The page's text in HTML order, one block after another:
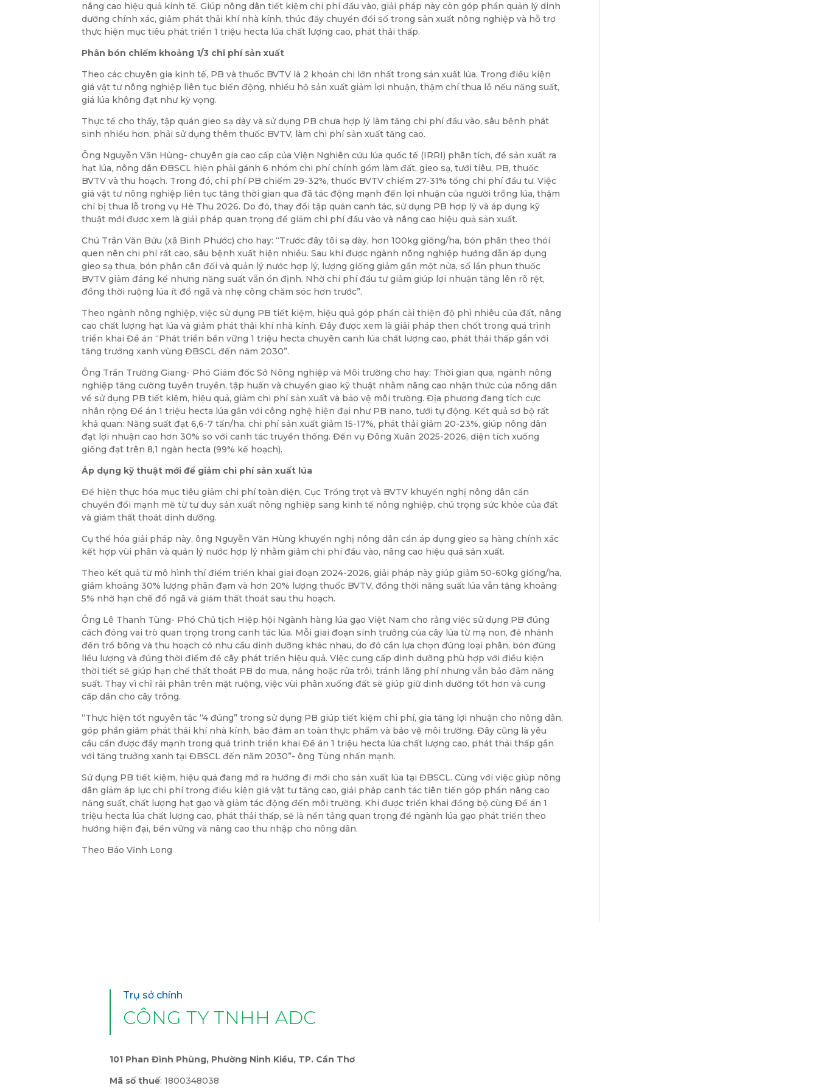
nâng cao hiệu quả kinh tế. Giúp nông dân tiết kiệm chi phí đầu vào, giải pháp này còn góp phần quản lý dinh
dưỡng chính xác, giảm phát thải khí nhà kính, thúc đẩy chuyển đổi số trong sản xuất nông nghiệp và hỗ trợ
thực hiện mục tiêu phát triển 1 triệu hecta lúa chất lượng cao, phát thải thấp.
Phân bón chiếm khoảng 1/3 chi phí sản xuất
Theo các chuyên gia kinh tế, PB và thuốc BVTV là 2 khoản chi lớn nhất trong sản xuất lúa. Trong điều kiện
giá vật tư nông nghiệp liên tục biến động, nhiều hộ sản xuất giảm lợi nhuận, thậm chí thua lỗ nếu năng suất,
giá lúa không đạt như kỳ vọng.
Thực tế cho thấy, tập quán gieo sạ dày và sử dụng PB chưa hợp lý làm tăng chi phí đầu vào, sâu bệnh phát
sinh nhiều hơn, phải sử dụng thêm thuốc BVTV, làm chi phí sản xuất tăng cao.
Ông Nguyễn Văn Hùng- chuyên gia cao cấp của Viện Nghiên cứu lúa quốc tế (IRRI) phân tích, để sản xuất ra
hạt lúa, nông dân ĐBSCL hiện phải gánh 6 nhóm chi phí chính gồm làm đất, gieo sạ, tưới tiêu, PB, thuốc
BVTV và thu hoạch. Trong đó, chi phí PB chiếm 29-32%, thuốc BVTV chiếm 27-31% tổng chi phí đầu tư. Việc
giá vật tư nông nghiệp liên tục tăng thời gian qua đã tác động mạnh đến lợi nhuận của người trồng lúa, thậm
chí bị thua lỗ trong vụ Hè Thu 2026. Do đó, thay đổi tập quán canh tác, sử dụng PB hợp lý và áp dụng kỹ
thuật mới được xem là giải pháp quan trọng để giảm chi phí đầu vào và nâng cao hiệu quả sản xuất.
Chú Trần Văn Bửu (xã Bình Phước) cho hay: “Trước đây tôi sạ dày, hơn 100kg giống/ha, bón phân theo thói
quen nên chi phí rất cao, sâu bệnh xuất hiện nhiều. Sau khi được ngành nông nghiệp hướng dẫn áp dụng
gieo sạ thưa, bón phân cân đối và quản lý nước hợp lý, lượng giống giảm gần một nửa, số lần phun thuốc
BVTV giảm đáng kể nhưng năng suất vẫn ổn định. Nhờ chi phí đầu tư giảm giúp lợi nhuận tăng lên rõ rệt,
đồng thời ruộng lúa ít đổ ngã và nhẹ công chăm sóc hơn trước”.
Theo ngành nông nghiệp, việc sử dụng PB tiết kiệm, hiệu quả góp phần cải thiện độ phì nhiêu của đất, nâng
cao chất lượng hạt lúa và giảm phát thải khí nhà kính. Đây được xem là giải pháp then chốt trong quá trình
triển khai Đề án “Phát triển bền vững 1 triệu hecta chuyên canh lúa chất lượng cao, phát thải thấp gắn với
tăng trưởng xanh vùng ĐBSCL đến năm 2030”.
Ông Trần Trường Giang- Phó Giám đốc Sở Nông nghiệp và Môi trường cho hay: Thời gian qua, ngành nông
nghiệp tăng cường tuyên truyền, tập huấn và chuyển giao kỹ thuật nhằm nâng cao nhận thức của nông dân
về sử dụng PB tiết kiệm, hiệu quả, giảm chi phí sản xuất và bảo vệ môi trường. Địa phương đang tích cực
nhân rộng Đề án 1 triệu hecta lúa gắn với công nghệ hiện đại như PB nano, tưới tự động. Kết quả sơ bộ rất
khả quan: Năng suất đạt 6,6-7 tấn/ha, chi phí sản xuất giảm 15-17%, phát thải giảm 20-23%, giúp nông dân
đạt lợi nhuận cao hơn 30% so với canh tác truyền thống. Đến vụ Đông Xuân 2025-2026, diện tích xuống
giống đạt trên 8,1 ngàn hecta (99% kế hoạch).
Áp dụng kỹ thuật mới để giảm chi phí sản xuất lúa
Để hiện thực hóa mục tiêu giảm chi phí toàn diện, Cục Trồng trọt và BVTV khuyến nghị nông dân cần
chuyển đổi mạnh mẽ từ tư duy sản xuất nông nghiệp sang kinh tế nông nghiệp, chú trọng sức khỏe của đất
và giảm thất thoát dinh dưỡng.
Cụ thể hóa giải pháp này, ông Nguyễn Văn Hùng khuyến nghị nông dân cần áp dụng gieo sạ hàng chính xác
kết hợp vùi phân và quản lý nước hợp lý nhằm giảm chi phí đầu vào, nâng cao hiệu quả sản xuất.
Theo kết quả từ mô hình thí điểm triển khai giai đoạn 2024-2026, giải pháp này giúp giảm 50-60kg giống/ha,
giảm khoảng 30% lượng phân đạm và hơn 20% lượng thuốc BVTV, đồng thời năng suất lúa vẫn tăng khoảng
5% nhờ hạn chế đổ ngã và giảm thất thoát sau thu hoạch.
Ông Lê Thanh Tùng- Phó Chủ tịch Hiệp hội Ngành hàng lúa gạo Việt Nam cho rằng việc sử dụng PB đúng
cách đóng vai trò quan trọng trong canh tác lúa. Mỗi giai đoạn sinh trưởng của cây lúa từ mạ non, đẻ nhánh
đến trổ bông và thu hoạch có nhu cầu dinh dưỡng khác nhau, do đó cần lựa chọn đúng loại phân, bón đúng
liều lượng và đúng thời điểm để cây phát triển hiệu quả. Việc cung cấp dinh dưỡng phù hợp với điều kiện
thời tiết sẽ giúp hạn chế thất thoát PB do mưa, nắng hoặc rửa trôi, tránh lãng phí nhưng vẫn bảo đảm năng
suất. Thay vì chỉ rải phân trên mặt ruộng, việc vùi phân xuống đất sẽ giúp giữ dinh dưỡng tốt hơn và cung
cấp dần cho cây trồng.
“Thực hiện tốt nguyên tắc “4 đúng” trong sử dụng PB giúp tiết kiệm chi phí, gia tăng lợi nhuận cho nông dân,
góp phần giảm phát thải khí nhà kính, bảo đảm an toàn thực phẩm và bảo vệ môi trường. Đây cũng là yêu
cầu cần được đẩy mạnh trong quá trình triển khai Đề án 1 triệu hecta lúa chất lượng cao, phát thải thấp gắn
với tăng trưởng xanh tại ĐBSCL đến năm 2030”- ông Tùng nhấn mạnh.
Sử dụng PB tiết kiệm, hiệu quả đang mở ra hướng đi mới cho sản xuất lúa tại ĐBSCL. Cùng với việc giúp nông
dân giảm áp lực chi phí trong điều kiện giá vật tư tăng cao, giải pháp canh tác tiên tiến góp phần nâng cao
năng suất, chất lượng hạt gạo và giảm tác động đến môi trường. Khi được triển khai đồng bộ cùng Đề án 1
triệu hecta lúa chất lượng cao, phát thải thấp, sẽ là nền tảng quan trọng để ngành lúa gạo phát triển theo
hướng hiện đại, bền vững và nâng cao thu nhập cho nông dân.
Theo Báo Vĩnh Long
Trụ sở chính
CÔNG TY TNHH ADC
101 Phan Đình Phùng, Phường Ninh Kiều, TP. Cần Thơ
Mã số thuế: 1800348038